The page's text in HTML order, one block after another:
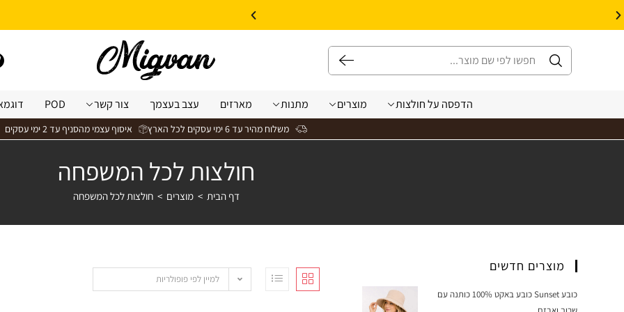
הדפסה על חולצות מוצרים מתנות מארזים עצב בעצמך צור קשר POD
משלוח מהיר עד 6 ימי עסקים לכל הארץ איסוף עצמי מהסניף עד 2 ימי עסקים
חולצות לכל המשפחה
דף הבית > מוצרים > חולצות לכל המשפחה
למיין לפי פופולריות
מוצרים חדשים
כובע Sunset כובע באקט 100% כותנה עם